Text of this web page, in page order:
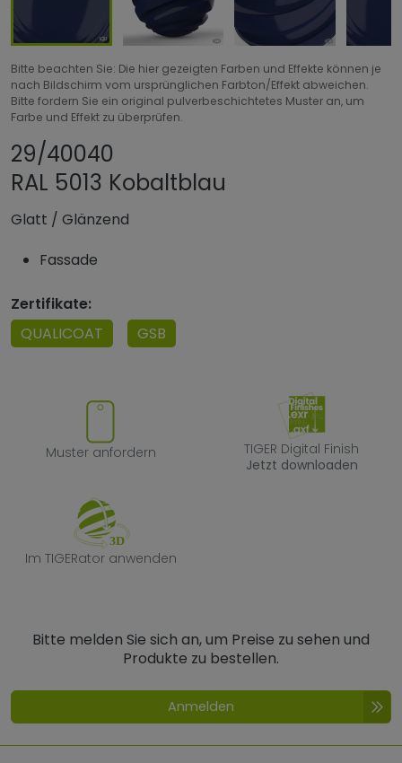
Bitte beachten Sie: Die hier gezeigten Farben und Effekte können je
nach Bildschirm vom ursprünglichen Farbton/Effekt abweichen.
Bitte fordern Sie ein original pulverbeschichtetes Muster an, um
Farbe und Effekt zu überprüfen.
29/40040
RAL 5013 Kobaltblau
Glatt / Glänzend
Fassade
Zertifikate:
QUALICOAT
GSB
Muster anfordern
Muster anfordern
TIGER Digital
TIGER Digital Finish
Jetzt downloaden
Im TIGERator anwenden
Im TIGERator anwenden
Bitte melden Sie sich an, um Preise zu sehen und
Produkte zu bestellen.
Anmelden